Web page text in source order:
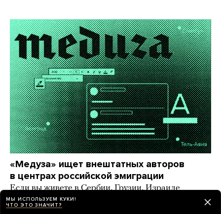
«Медуза» ищет внештатных авторов
в центрах российской эмиграции
Если вы живете в Сербии, Грузии, Израиле
и других странах, где большое русскоязычное
комьюнити, — напишите нам!
МЫ ИСПОЛЬЗУЕМ КУКИ!
ЧТО ЭТО ЗНАЧИТ?